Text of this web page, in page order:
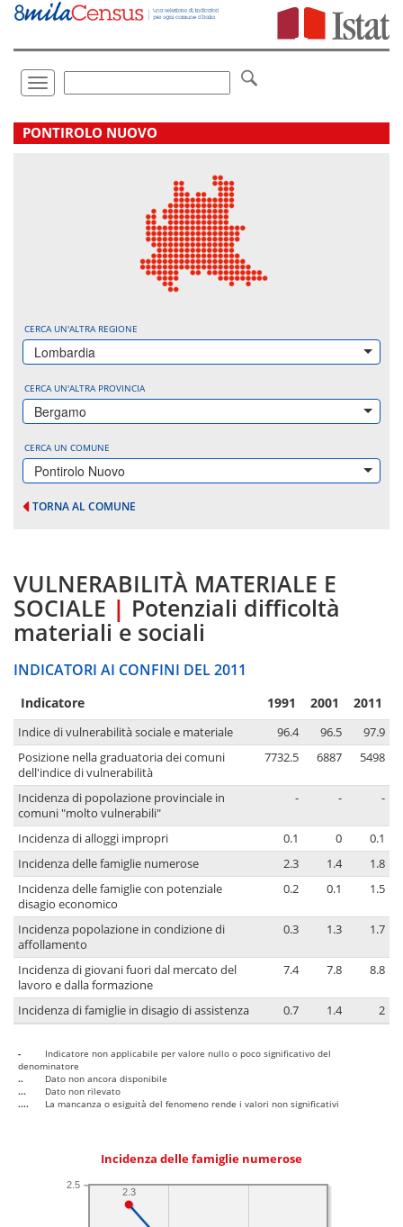
Vai
direttamente
Toggle
navigation
.
PONTIROLO NUOVO
CERCA UN'ALTRA REGIONE
Lombardia
CERCA UN'ALTRA PROVINCIA
Bergamo
CERCA UN COMUNE
Pontirolo Nuovo
TORNA AL COMUNE
VULNERABILITÀ MATERIALE E
SOCIALE | Potenziali difficoltà
materiali e sociali
INDICATORI AI CONFINI DEL 2011
Indicatore 1991 2001 2011
Indice di vulnerabilità sociale e materiale 96.4 96.5
97.9
Posizione nella graduatoria dei comuni
dell'indice di vulnerabilità
7732.5 6887 5498
Incidenza di popolazione provinciale in
comuni "molto vulnerabili"
- - -
Incidenza di alloggi impropri 0.1 0
0.1
Incidenza delle famiglie numerose
2.3 1.4
1.8
Incidenza delle famiglie con potenziale
disagio economico
0.2 0.1 1.5
Incidenza popolazione in condizione di
affollamento
0.3 1.3 1.7
Incidenza di giovani fuori dal mercato del
lavoro e dalla formazione
7.4 7.8 8.8
Incidenza di famiglie in disagio di assistenza 0.7 1.4 2
-
Indicatore non applicabile per valore nullo o poco significativo del
denominatore
..
Dato non ancora disponibile
...
Dato non rilevato
....
La mancanza o esiguità del fenomeno rende i valori non significativi
Incidenza delle famiglie numerose
2.5
2.3